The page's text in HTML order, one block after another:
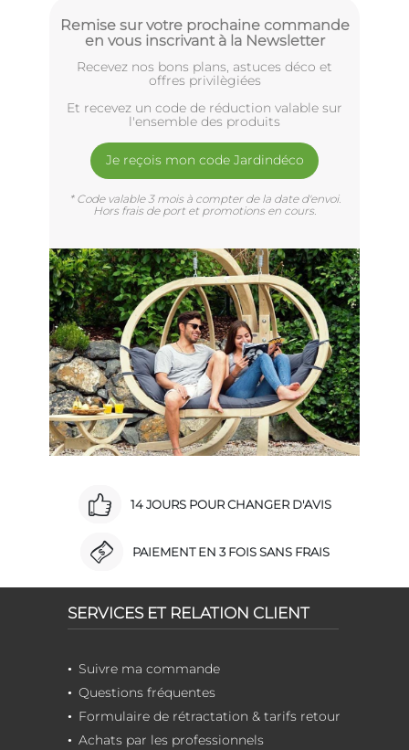
Remise sur votre prochaine commande
en vous inscrivant à la Newsletter
Recevez nos bons plans, astuces déco et
offres privilègiées
Et recevez un code de réduction valable sur
l'ensemble des produits
Je reçois mon code Jardindéco
* Code valable 3 mois à compter de la date d'envoi.
Hors frais de port et promotions en cours.
14 JOURS POUR CHANGER D'AVIS
PAIEMENT EN 3 FOIS SANS FRAIS
SERVICES ET RELATION CLIENT
Suivre ma commande
Questions fréquentes
Formulaire de rétractation & tarifs retour
Achats par les professionnels